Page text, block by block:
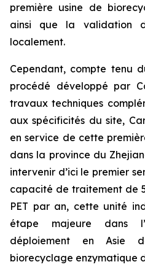
première usine de
ainsi que la validation
localement.
Cependant, compte tenu
procédé développé par
travaux techniques
aux spécificités du site,
en service de cette
dans la province du
intervenir d’ici le premier
capacité de traitement de
PET par an, cette unité
étape majeure dans
déploiement en Asie
biorecyclage enzymatique